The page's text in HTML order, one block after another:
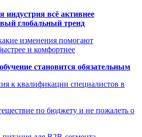
всё активнее
глобальный тренд
изменения помогают
и комфортнее
становится обязательным
к квалификации специалистов в
по бюджету и не пожалеть о